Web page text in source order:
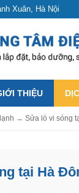
Xuân, Hà Nội
THIỆU
→ Sửa lò vi sóng
tại Hà